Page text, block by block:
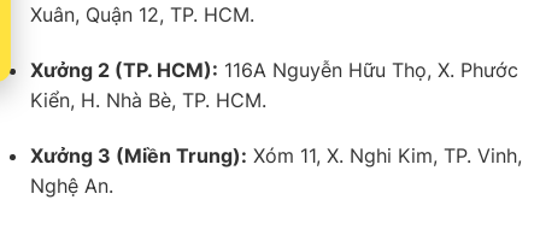
Xuân, Quận 12, TP. HCM.
Xưởng 2 (TP. HCM): 116A Nguyễn Hữu Thọ, X. Phước
Kiển, H. Nhà Bè, TP. HCM.
Xưởng 3 (Miền Trung): Xóm 11, X. Nghi Kim, TP. Vinh,
Nghệ An.